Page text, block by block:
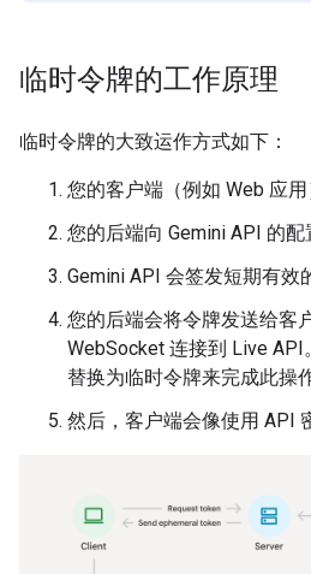
临时令牌的工作原理
临时令牌的大致运作方式如下：
您的客户端（例如 Web 应用
您的后端向 Gemini API 的配
Gemini API 会签发短期有效
您的后端会将令牌发送给客
WebSocket 连接到 Live
替换为临时令牌来完成此操作
然后，客户端会像使用 API